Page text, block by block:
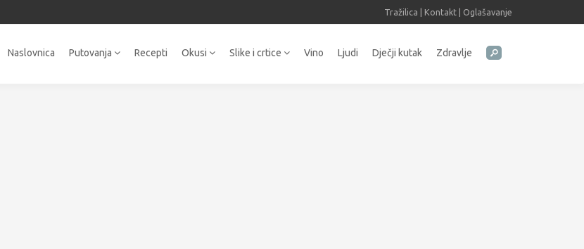
Tražilica Kontakt Oglašavanje
Naslovnica Putovanja Recepti Okusi Slike i crtice Vino Ljudi Dječji kutak Zdravlje